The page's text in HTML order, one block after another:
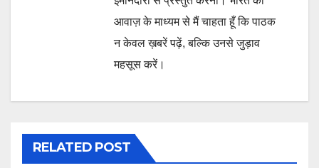
आवाज़ के माध्यम से मैं चाहता हूँ कि पाठक
न केवल ख़बरें पढ़ें, बल्कि उनसे जुड़ाव
महसूस करें।
RELATED POST